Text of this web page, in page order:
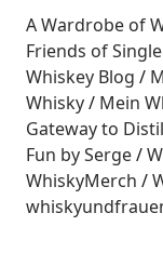
A Wardrobe of
Friends of
Whiskey Blog
Whisky
Mein
Gateway to
Fun by Serge
WhiskyMerch